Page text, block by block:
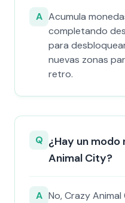
A Acumula
completando
para
nuevas zonas
retro.
Q ¿Hay un
Animal City?
A No, Crazy